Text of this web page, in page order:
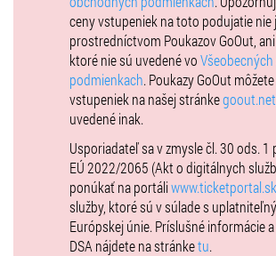
ceny vstupeniek na toto podujatie nie
prostredníctvom Poukazov GoOut,
ktoré nie sú uvedené vo
podmienkach. Poukazy GoOut
vstupeniek na našej stránkegoout.net
uvedené inak.
Usporiadateľ sa v zmysle čl. 30 ods. 1
EÚ 2022/2065 (Akt o digitálnych
ponúkať na portáliwww.ticketportal.sk
služby, ktoré sú v súlade s
Európskej únie. Príslušné informácie
DSA nájdete na stránketu.